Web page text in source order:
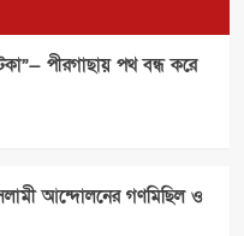
পীরগাছায় পথ বন্ধ করে
আন্দোলনের গণমিছিল ও